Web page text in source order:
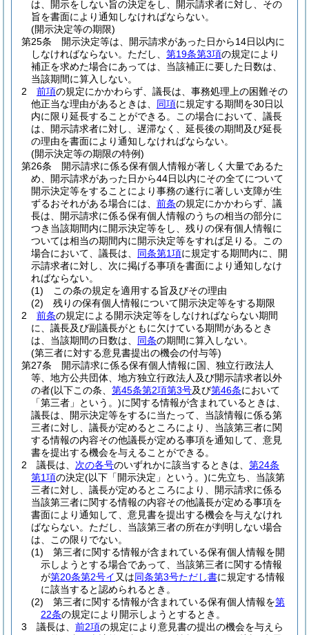
は、開示をしない旨の決定をし、開示請求者に対し、その
旨を書面により通知しなければならない。
(開示決定等の期限)
第25条
開示決定等は、開示請求があった日から14日以内に
しなければならない。 ただし、 第19条第3項の規定により
補正を求めた場合にあっては、当該補正に要した日数は、
当該期間に算入しない。
2
前項の規定にかかわらず、議長は、事務処理上の困難その
他正当な理由があるときは、 同項に規定する期間を30日以
内に限り延長することができる。
この場合において、議長
は、開示請求者に対し、遅滞なく、延長後の期間及び延長
の理由を書面により通知しなければならない。
(開示決定等の期限の特例)
第26条
開示請求に係る保有個人情報が著しく大量であるた
め、開示請求があった日から44日以内にその全てについて
開示決定等をすることにより事務の遂行に著しい支障が生
ずるおそれがある場合には、 前条の規定にかかわらず、議
長は、開示請求に係る保有個人情報のうちの相当の部分に
つき当該期間内に開示決定等をし、残りの保有個人情報に
ついては相当の期間内に開示決定等をすれば足りる。
この
場合において、議長は、 同条第1項に規定する期間内に、開
示請求者に対し、次に掲げる事項を書面により通知しなけ
ればならない。
(1)
この条の規定を適用する旨及びその理由
(2)
残りの保有個人情報について開示決定等をする期限
2
前条の規定による開示決定等をしなければならない期間
に、議長及び副議長がともに欠けている期間があるとき
は、当該期間の日数は、 同条の期間に算入しない。
(第三者に対する意見書提出の機会の付与等)
第27条
開示請求に係る保有個人情報に国、独立行政法人
等、地方公共団体、地方独立行政法人及び開示請求者以外
の者(以下この条、 第45条第2項第3号及び第46条において
「第三者」という。)に関する情報が含まれているときは、
議長は、開示決定等をするに当たって、当該情報に係る第
三者に対し、議長が定めるところにより、当該第三者に関
する情報の内容その他議長が定める事項を通知して、意見
書を提出する機会を与えることができる。
2
議長は、 次の各号のいずれかに該当するときは、 第24条
第1項の決定(以下「開示決定」という。)に先立ち、当該第
三者に対し、議長が定めるところにより、開示請求に係る
当該第三者に関する情報の内容その他議長が定める事項を
書面により通知して、意見書を提出する機会を与えなけれ
ばならない。 ただし、当該第三者の所在が判明しない場合
は、この限りでない。
(1)
第三者に関する情報が含まれている保有個人情報を開
示しようとする場合であって、当該第三者に関する情報
が第20条第2号イ 又は同条第3号ただし書に規定する情報
に該当すると認められるとき。
(2)
第三者に関する情報が含まれている保有個人情報を第
22条の規定により開示しようとするとき。
3
議長は、 前2項の規定により意見書の提出の機会を与えら